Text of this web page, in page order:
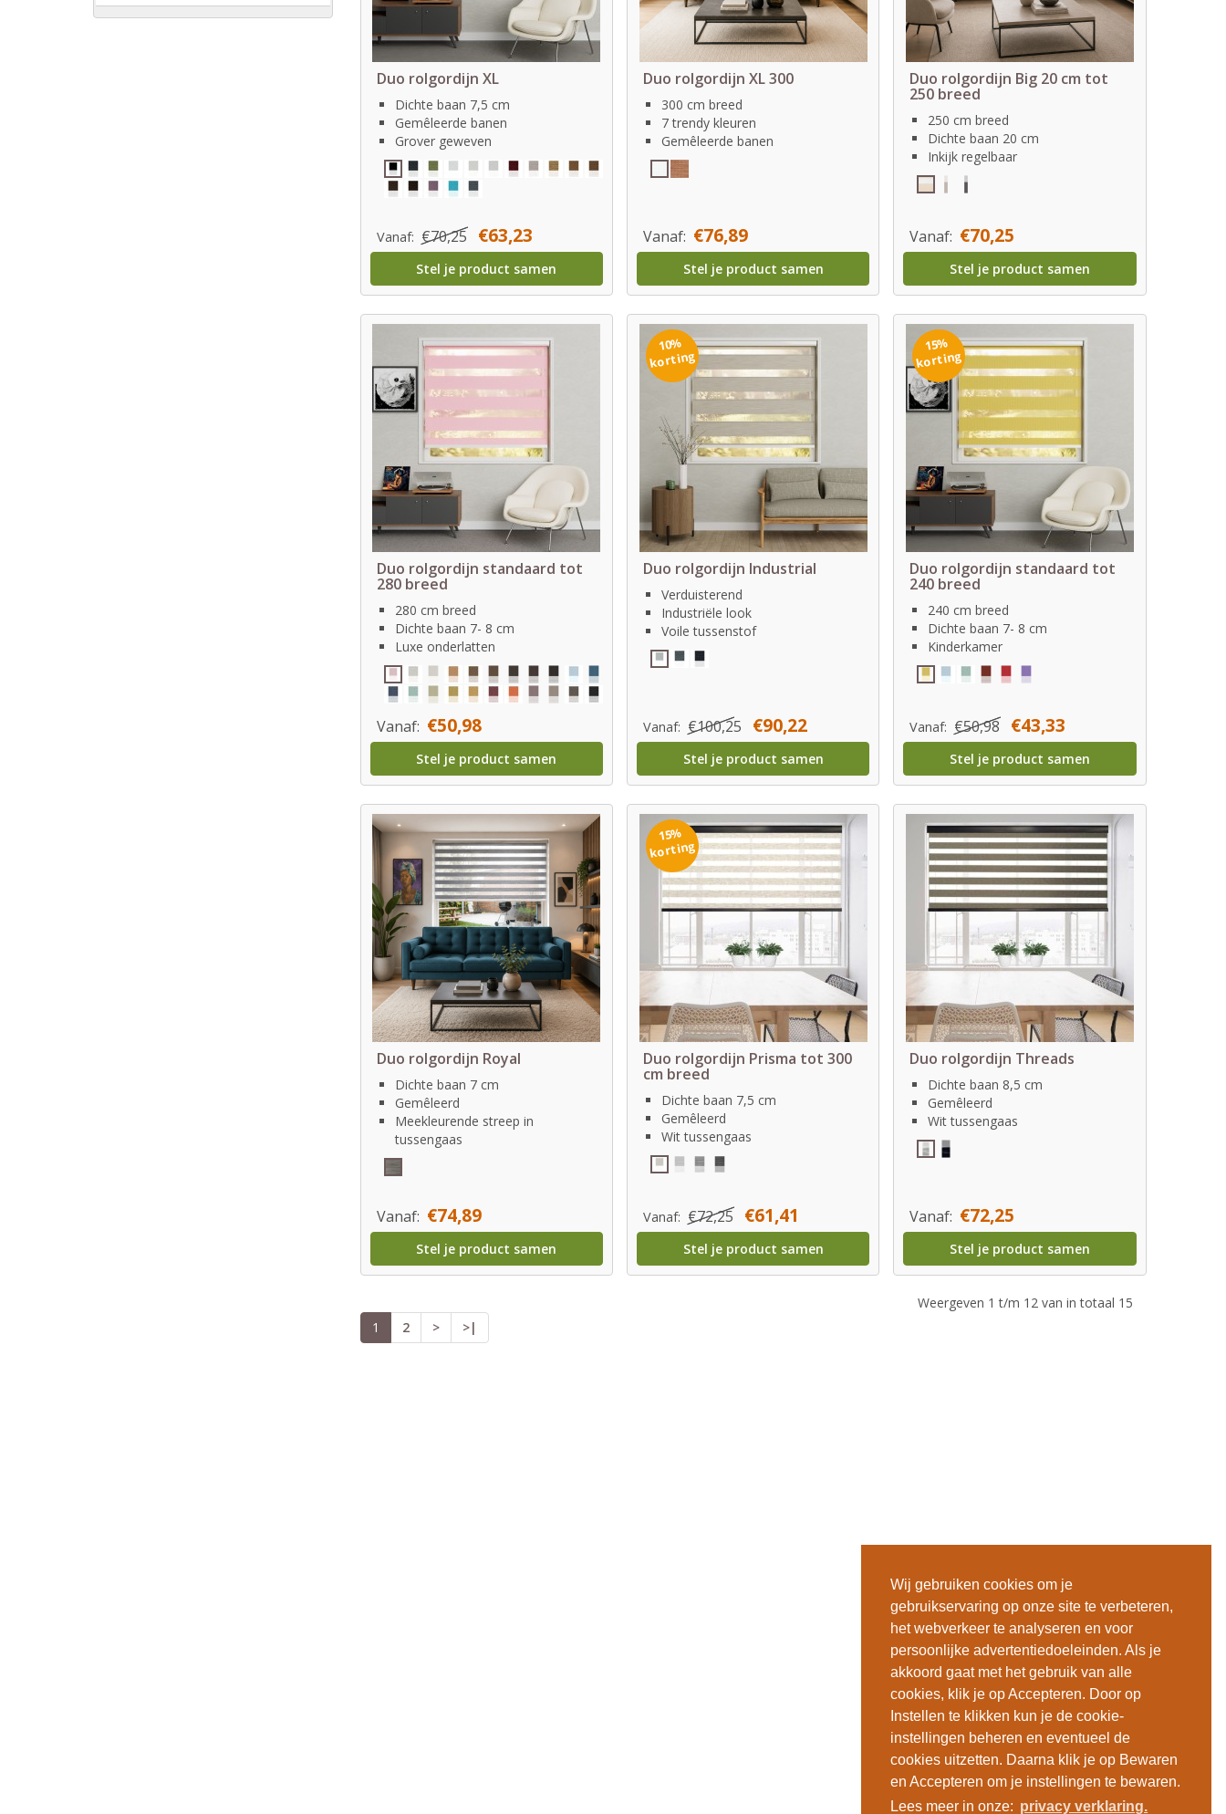
Wij gebruiken cookies om je
gebruikservaring op onze site te verbeteren,
het webverkeer te analyseren en voor
persoonlijke advertentiedoeleinden. Als je
akkoord gaat met het gebruik van alle
cookies, klik je op Accepteren. Door op
Instellen te klikken kun je de cookie-
instellingen beheren en eventueel de
cookies uitzetten. Daarna klik je op Bewaren
en Accepteren om je instellingen te bewaren.
Lees meer in onze: privacy verklaring.
Duo rolgordijn XL
Dichte baan 7,5 cm
Gemêleerde banen
Grover geweven
Vanaf: €70,25 €63,23
Stel je product samen
Duo rolgordijn XL 300
300 cm breed
7 trendy kleuren
Gemêleerde banen
Vanaf: €76,89
Stel je product samen
Duo rolgordijn Big 20 cm tot
250 breed
250 cm breed
Dichte baan 20 cm
Inkijk regelbaar
Vanaf: €70,25
Stel je product samen
Duo rolgordijn standaard tot
280 breed
280 cm breed
Dichte baan 7- 8 cm
Luxe onderlatten
Vanaf: €50,98
Stel je product samen
10%
korting
Duo rolgordijn Industrial
Verduisterend
Industriële look
Voile tussenstof
Vanaf: €100,25 €90,22
Stel je product samen
15%
korting
Duo rolgordijn standaard tot
240 breed
240 cm breed
Dichte baan 7- 8 cm
Kinderkamer
Vanaf: €50,98 €43,33
Stel je product samen
Duo rolgordijn Royal
Dichte baan 7 cm
Gemêleerd
Meekleurende streep in
tussengaas
Vanaf: €74,89
Stel je product samen
15%
korting
Duo rolgordijn Prisma tot 300
cm breed
Dichte baan 7,5 cm
Gemêleerd
Wit tussengaas
Vanaf: €72,25 €61,41
Stel je product samen
Duo rolgordijn Threads
Dichte baan 8,5 cm
Gemêleerd
Wit tussengaas
Vanaf: €72,25
Stel je product samen
1 2 > >|
Weergeven 1 t/m 12 van in totaal 15